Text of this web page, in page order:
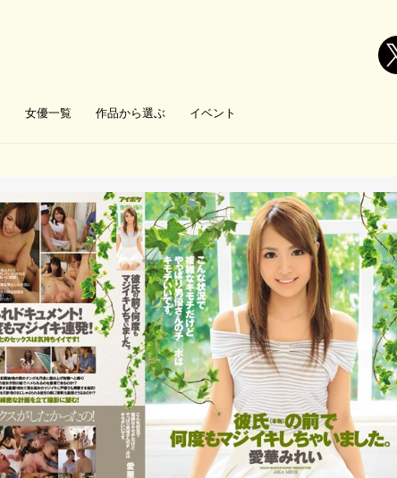
女優一覧 作品から選ぶ イベント